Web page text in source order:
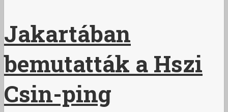
Jakartában
bemutatták a Hszi
Csin-ping